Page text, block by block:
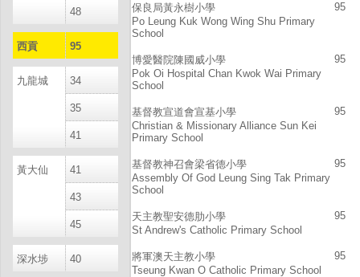
48
西貢 95
九龍城 34
35
41
黃大仙 41
43
45
深水埗 40
保良局黃永樹小學
Po Leung Kuk Wong Wing Shu Primary
School
95
博愛醫院陳國威小學
Pok Oi Hospital Chan Kwok Wai Primary
School
95
基督教宣道會宣基小學
Christian & Missionary Alliance Sun Kei
Primary School
95
基督教神召會梁省德小學
Assembly Of God Leung Sing Tak Primary
School
95
天主教聖安德肋小學
St Andrew's Catholic Primary School
95
將軍澳天主教小學
Tseung Kwan O Catholic Primary School
95